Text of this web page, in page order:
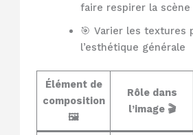
faire respirer la scène
🎯 Varier les textures
l’esthétique générale
Élément de
composition
🖼️
Rôle dans
l’image 🎬